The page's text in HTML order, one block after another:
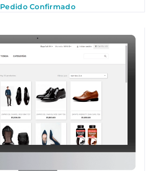
Pedido Confirmado